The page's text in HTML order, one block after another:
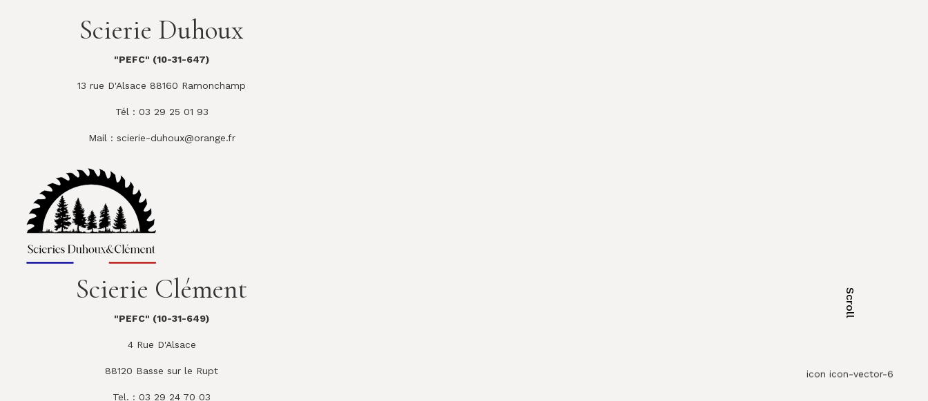
Scroll
icon icon-vector-6
Scierie Duhoux
"PEFC" (10-31-647)
13 rue D'Alsace 88160 Ramonchamp
Tél : 03 29 25 01 93
Mail : scierie-duhoux@orange.fr
Scierie Clément
"PEFC" (10-31-649)
4 Rue D'Alsace
88120 Basse sur le Rupt
Tel. : 03 29 24 70 03